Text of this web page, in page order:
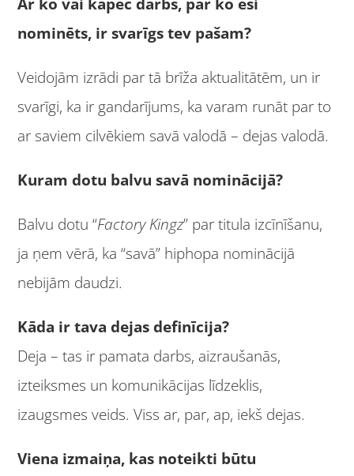
Ar ko vai kāpēc darbs, par ko esi
nominēts, ir svarīgs tev pašam?
Veidojām izrādi par tā brīža aktualitātēm, un ir
svarīgi, ka ir gandarījums, ka varam runāt par to
ar saviem cilvēkiem savā valodā – dejas valodā.
Kuram dotu balvu savā nominācijā?
Balvu dotu “Factory Kingz” par titula izcīnīšanu,
ja ņem vērā, ka “savā” hiphopa nominācijā
nebijām daudzi.
Kāda ir tava dejas definīcija?
Deja – tas ir pamata darbs, aizraušanās,
izteiksmes un komunikācijas līdzeklis,
izaugsmes veids. Viss ar, par, ap, iekš dejas.
Viena izmaiņa, kas noteikti būtu